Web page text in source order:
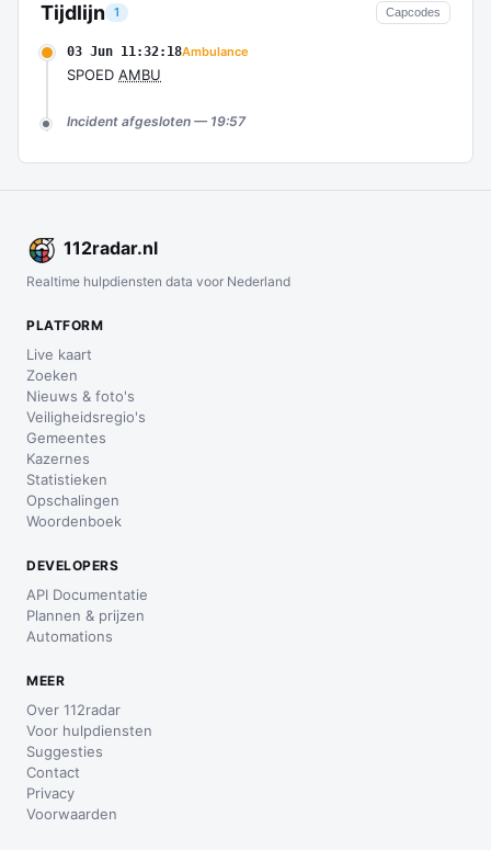
Tijdlijn 1 Capcodes
03 Jun 11:32:18Ambulance
SPOED AMBU
Incident afgesloten — 19:57
112radar.nl
Realtime hulpdiensten data voor Nederland
PLATFORM
Live kaart
Zoeken
Nieuws & foto's
Veiligheidsregio's
Gemeentes
Kazernes
Statistieken
Opschalingen
Woordenboek
DEVELOPERS
API Documentatie
Plannen & prijzen
Automations
MEER
Over 112radar
Voor hulpdiensten
Suggesties
Contact
Privacy
Voorwaarden